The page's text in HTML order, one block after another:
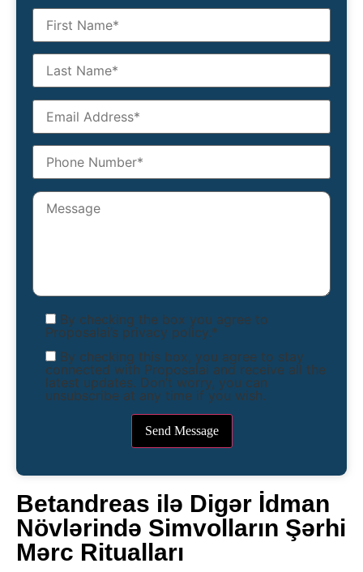
By checking the box you agree to
Proposalai’s privacy policy.*
By checking this box, you agree to stay
connected with Proposalai and receive all the
latest updates. Don’t worry, you can
unsubscribe at any time if you wish.
Betandreas ilə Digər İdman
Növlərində Simvolların Şərhi
Mərc Ritualları